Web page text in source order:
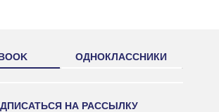
ОДНОКЛАССНИКИ
НА РАССЫЛКУ